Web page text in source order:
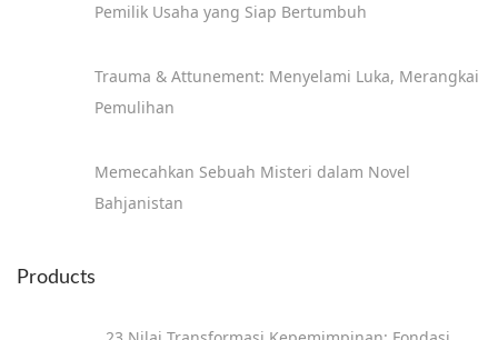
Pemilik Usaha yang Siap Bertumbuh
Trauma & Attunement: Menyelami Luka, Merangkai
Pemulihan
Memecahkan Sebuah Misteri dalam Novel
Bahjanistan
Products